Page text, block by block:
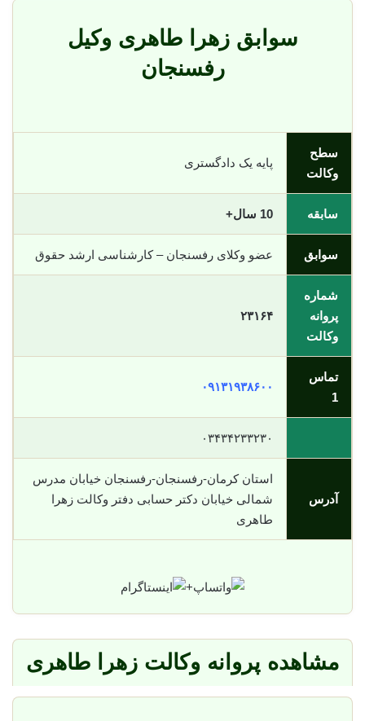
سوابق زهرا طاهری وکیل
رفسنجان
سطح
وکالت
پایه یک دادگستری
سابقه 10 سال+
سوابق عضو وکلای رفسنجان – کارشناسی ارشد حقوق
شماره
پروانه
وکالت
۲۳۱۶۴
تماس
1
۰۹۱۳۱۹۳۸۶۰۰
۰۳۴۳۴۲۳۳۲۳۰
آدرس
استان کرمان-رفسنجان-رفسنجان خیابان مدرس
شمالی خیابان دکتر حسابی دفتر وکالت زهرا
طاهری
+
مشاهده پروانه وکالت زهرا طاهری